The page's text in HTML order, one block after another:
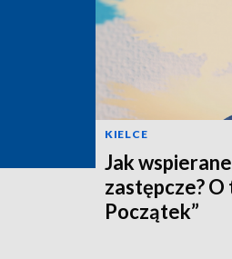
KIELCE
Jak
zastępcze?
Początek”